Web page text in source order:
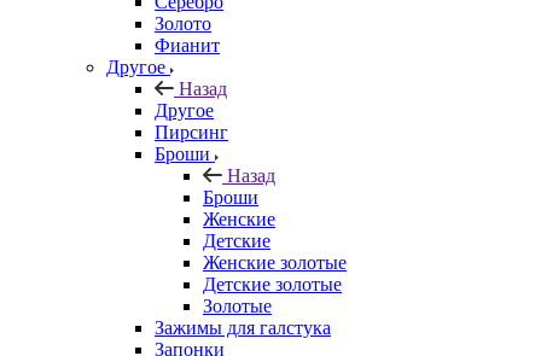
Золото
Фианит
Другое
Назад
Другое
Пирсинг
Броши
Назад
Броши
Женские
Детские
Женские золотые
Детские золотые
Золотые
Зажимы для галстука
Запонки